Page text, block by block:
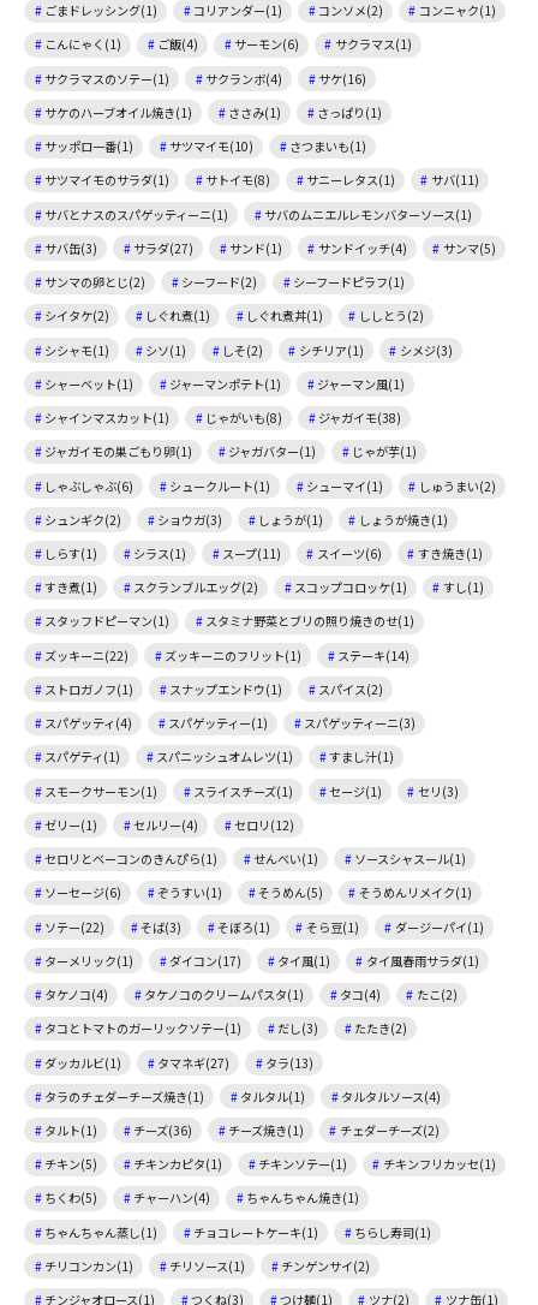
ごまドレッシング(1)
コリアンダー(1) コンソメ(2)
コンニャク(1)
こんにゃく(1)
ご飯(4) サーモン(6)
サクラマス(1)
サクラマスのソテー(1)
サクランボ(4)
サケ(16)
サケのハーブオイル焼き(1)
ささみ(1)
さっぱり(1)
サッポロ一番(1)
サツマイモ(10)
さつまいも(1)
サツマイモのサラダ(1)
サトイモ(8) サニーレタス(1)
サバ(11)
サバとナスのスパゲッティーニ(1)
サバのムニエルレモンバターソース(1)
サバ缶(3)
サラダ(27) サンド(1) サンドイッチ(4)
サンマ(5)
サンマの卵とじ(2)
シーフード(2)
シーフードピラフ(1)
シイタケ(2)
しぐれ煮(1) しぐれ煮丼(1)
ししとう(2)
シシャモ(1)
シソ(1) しそ(2) シチリア(1)
シメジ(3)
シャーベット(1)
ジャーマンポテト(1)
ジャーマン風(1)
シャインマスカット(1)
じゃがいも(8)
ジャガイモ(38)
ジャガイモの巣ごもり卵(1)
ジャガバター(1)
じゃが芋(1)
しゃぶしゃぶ(6)
シュークルート(1) シューマイ(1)
しゅうまい(2)
シュンギク(2)
ショウガ(3) しょうが(1)
しょうが焼き(1)
しらす(1)
シラス(1) スープ(11) スイーツ(6)
すき焼き(1)
すき煮(1)
スクランブルエッグ(2) スコップコロッケ(1)
すし(1)
スタッフドピーマン(1)
スタミナ野菜とブリの照り焼きのせ(1)
ズッキーニ(22)
ズッキーニのフリット(1)
ステーキ(14)
ストロガノフ(1)
スナップエンドウ(1)
スパイス(2)
スパゲッティ(4)
スパゲッティー(1)
スパゲッティーニ(3)
スパゲティ(1)
スパニッシュオムレツ(1)
すまし汁(1)
スモークサーモン(1)
スライスチーズ(1) セージ(1)
セリ(3)
ゼリー(1)
セルリー(4)
セロリ(12)
セロリとベーコンのきんぴら(1)
せんべい(1)
ソースシャスール(1)
ソーセージ(6)
ぞうすい(1) そうめん(5)
そうめんリメイク(1)
ソテー(22)
そば(3) そぼろ(1) そら豆(1)
ダージーパイ(1)
ターメリック(1)
ダイコン(17) タイ風(1)
タイ風春雨サラダ(1)
タケノコ(4)
タケノコのクリームパスタ(1) タコ(4)
たこ(2)
タコとトマトのガーリックソテー(1)
だし(3)
たたき(2)
ダッカルビ(1)
タマネギ(27)
タラ(13)
タラのチェダーチーズ焼き(1)
タルタル(1)
タルタルソース(4)
タルト(1)
チーズ(36) チーズ焼き(1)
チェダーチーズ(2)
チキン(5)
チキンカピタ(1) チキンソテー(1)
チキンフリカッセ(1)
ちくわ(5)
チャーハン(4)
ちゃんちゃん焼き(1)
ちゃんちゃん蒸し(1)
チョコレートケーキ(1)
ちらし寿司(1)
チリコンカン(1)
チリソース(1)
チンゲンサイ(2)
チンジャオロース(1)
つくね(3) つけ麺(1) ツナ(2) ツナ缶(1)